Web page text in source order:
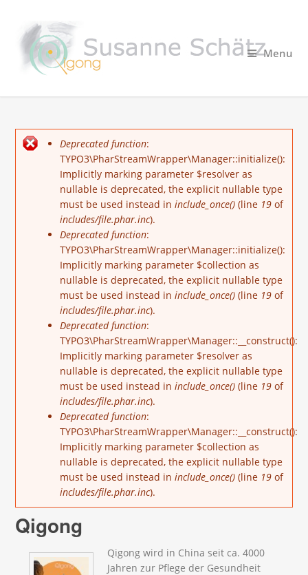
Menu
Fehlermeldung
Deprecated function:
TYPO3\PharStreamWrapper\Manager::initialize():
Implicitly marking parameter $resolver as
nullable is deprecated, the explicit nullable type
must be used instead ininclude_once() (line 19 of
includes/file.phar.inc).
Deprecated function:
TYPO3\PharStreamWrapper\Manager::initialize():
Implicitly marking parameter $collection as
nullable is deprecated, the explicit nullable type
must be used instead ininclude_once() (line 19 of
includes/file.phar.inc).
Deprecated function:
TYPO3\PharStreamWrapper\Manager::__construct():
Implicitly marking parameter $resolver as
nullable is deprecated, the explicit nullable type
must be used instead ininclude_once() (line 19 of
includes/file.phar.inc).
Deprecated function:
TYPO3\PharStreamWrapper\Manager::__construct():
Implicitly marking parameter $collection as
nullable is deprecated, the explicit nullable type
must be used instead ininclude_once() (line 19 of
includes/file.phar.inc).
Qigong
Qigong wird in China seit ca. 4000
Jahren zur Pflege der Gesundheit